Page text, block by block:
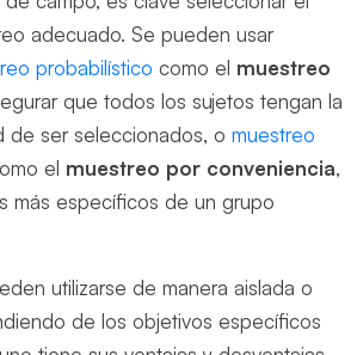
adecuado. Se pueden usar
probabilístico como el muestreo
que todos los sujetos tengan la
de ser seleccionados, o muestreo
el muestreo por conveniencia,
más específicos de un grupo
utilizarse de manera aislada o
de los objetivos específicos